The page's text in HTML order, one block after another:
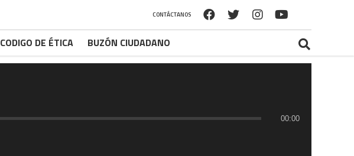
00:00
CONTÁCTANOS
CODIGO DE ÉTICA BUZÓN CIUDADANO